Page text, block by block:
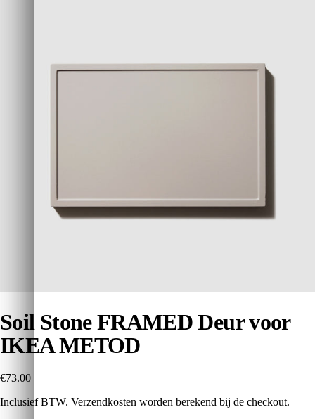
Soil Stone FRAMED Deur voor
IKEA METOD
€73.00
Inclusief BTW. Verzendkosten worden berekend bij de checkout.